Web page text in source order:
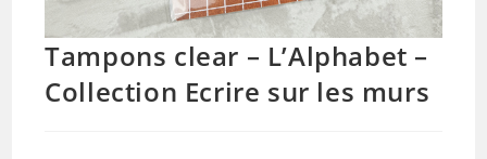
Tampons clear – L’Alphabet –
Collection Ecrire sur les murs